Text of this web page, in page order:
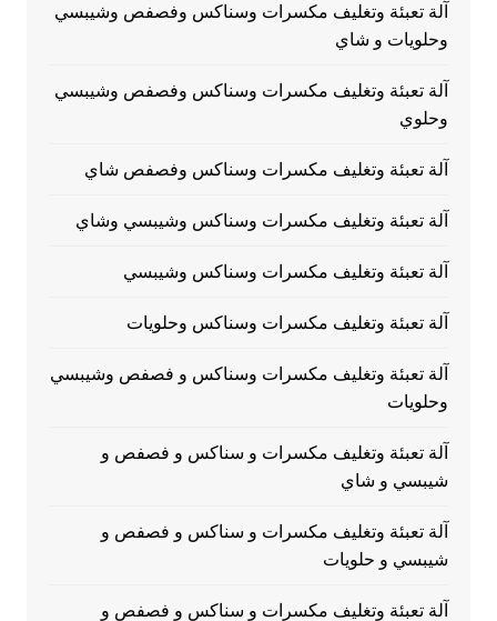
آلة تعبئة وتغليف مكسرات وسناكس وفصفص وشيبسي
وحلويات و شاي
آلة تعبئة وتغليف مكسرات وسناكس وفصفص وشيبسي
وحلوي
آلة تعبئة وتغليف مكسرات وسناكس وفصفص شاي
آلة تعبئة وتغليف مكسرات وسناكس وشيبسي وشاي
آلة تعبئة وتغليف مكسرات وسناكس وشيبسي
آلة تعبئة وتغليف مكسرات وسناكس وحلويات
آلة تعبئة وتغليف مكسرات وسناكس و فصفص وشيبسي
وحلويات
آلة تعبئة وتغليف مكسرات و سناكس و فصفص و
شيبسي و شاي
آلة تعبئة وتغليف مكسرات و سناكس و فصفص و
شيبسي و حلويات
آلة تعبئة وتغليف مكسرات و سناكس و فصفص و